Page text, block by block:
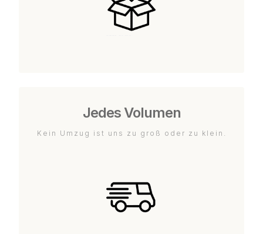
Jedes Volumen
Kein Umzug ist uns zu groß oder zu klein.